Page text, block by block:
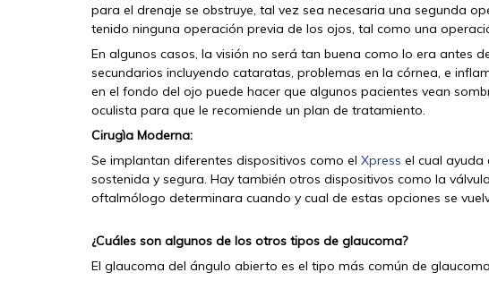
para el drenaje se obstruye, tal vez sea necesaria una segunda
tenido ninguna operación previa de los ojos, tal como una
En algunos casos, la visión no será tan buena como lo era antes
secundarios incluyendo cataratas, problemas en la córnea, e
en el fondo del ojo puede hacer que algunos pacientes vean
oculista para que le recomiende un plan de tratamiento.
Cirugìa Moderna:
Se implantan diferentes dispositivos como el Xpress el cual ayuda
sostenida y segura. Hay también otros dispositivos como la
oftalmólogo determinara cuando y cual de estas opciones se
¿Cuáles son algunos de los otros tipos de glaucoma?
El glaucoma del ángulo abierto es el tipo más común de